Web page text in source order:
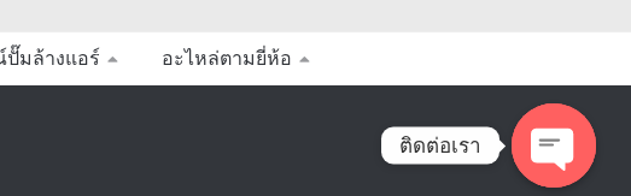
มล้างแอร์ อะไหล่ตามยี่ห้อ
ติดต่อเรา